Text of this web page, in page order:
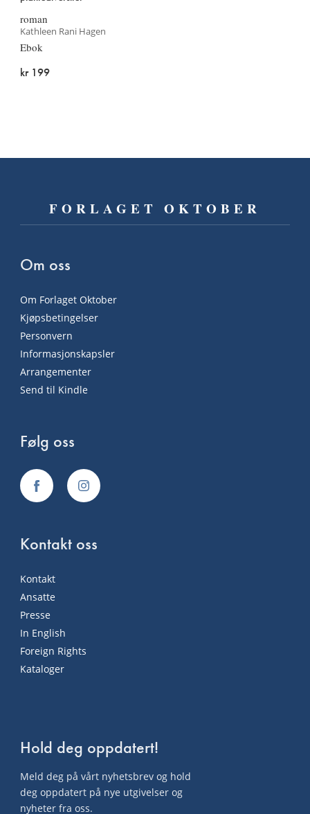
roman
Kathleen Rani Hagen
Ebok
kr 199
FORLAGET OKTOBER
Om oss
Om Forlaget Oktober
Kjøpsbetingelser
Personvern
Informasjonskapsler
Arrangementer
Send til Kindle
Følg oss
Kontakt oss
Kontakt
Ansatte
Presse
In English
Foreign Rights
Kataloger
Hold deg oppdatert!
Meld deg på vårt nyhetsbrev og hold
deg oppdatert på nye utgivelser og
nyheter fra oss.